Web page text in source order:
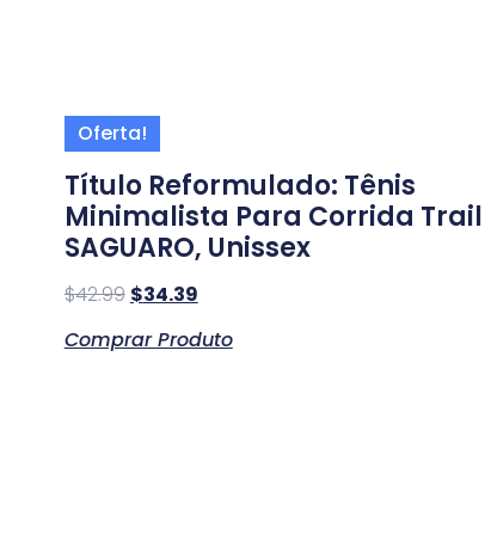
Oferta!
Título Reformulado: Tênis
Minimalista Para Corrida Trail
SAGUARO, Unissex
$42.99 $34.39
Comprar Produto